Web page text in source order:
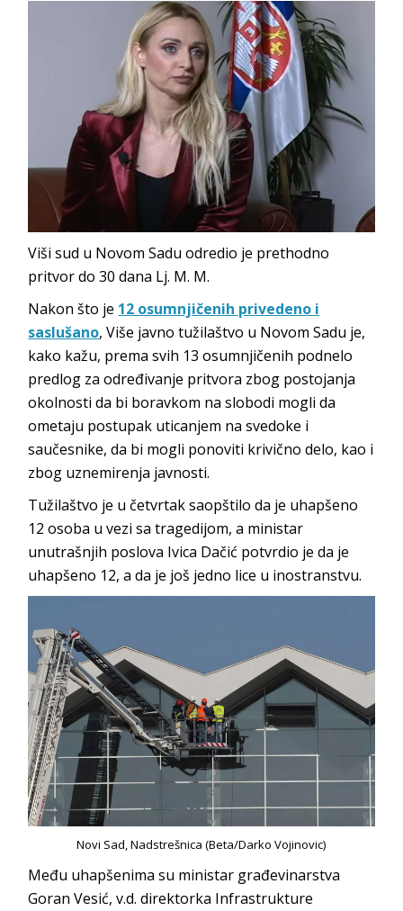
Viši sud u Novom Sadu odredio je prethodno
pritvor do 30 dana Lj. M. M.
Nakon što je 12 osumnjičenih privedeno i
saslušano, Više javno tužilaštvo u Novom Sadu je,
kako kažu, prema svih 13 osumnjičenih podnelo
predlog za određivanje pritvora zbog postojanja
okolnosti da bi boravkom na slobodi mogli da
ometaju postupak uticanjem na svedoke i
saučesnike, da bi mogli ponoviti krivično delo, kao i
zbog uznemirenja javnosti.
Tužilaštvo je u četvrtak saopštilo da je uhapšeno
12 osoba u vezi sa tragedijom, a ministar
unutrašnjih poslova Ivica Dačić potvrdio je da je
uhapšeno 12, a da je još jedno lice u inostranstvu.
Novi Sad, Nadstrešnica (Beta/Darko Vojinovic)
Među uhapšenima su ministar građevinarstva
Goran Vesić, v.d. direktorka Infrastrukture